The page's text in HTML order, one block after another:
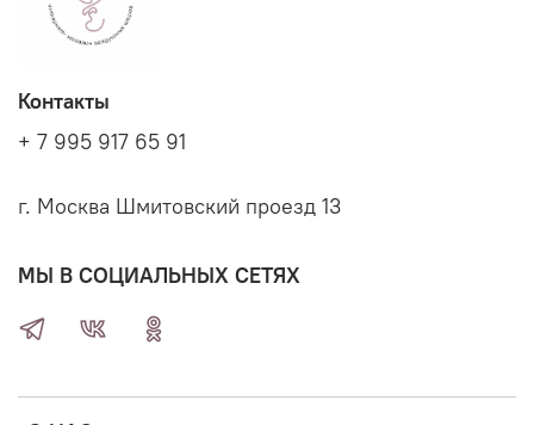
Контакты
+ 7 995 917 65 91
г. Москва Шмитовский проезд 13
МЫ В СОЦИАЛЬНЫХ СЕТЯХ